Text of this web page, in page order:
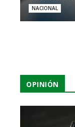
NACIONAL
OPINIÓN